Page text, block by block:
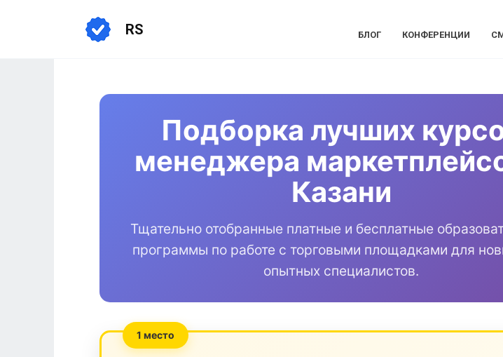
RS БЛОГ КОНФЕРЕНЦИИ
Подборка лучших
менеджера
Казани
Тщательно отобранные платные и бесплатные
программы по работе с торговыми площадками для
опытных специалистов.
1 место